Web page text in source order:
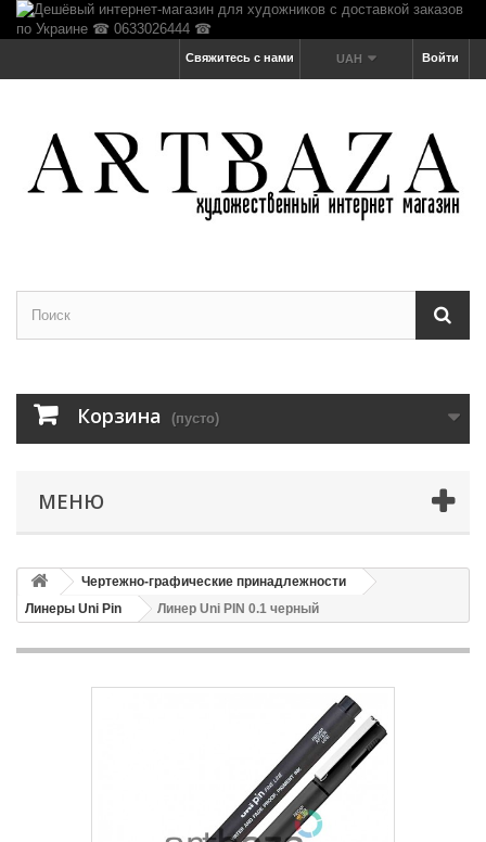
Войти
UAH
Свяжитесь с нами
Корзина (пусто)
МЕНЮ
Чертежно-графические принадлежности
Линеры Uni Pin
Линер Uni PIN 0.1 черный